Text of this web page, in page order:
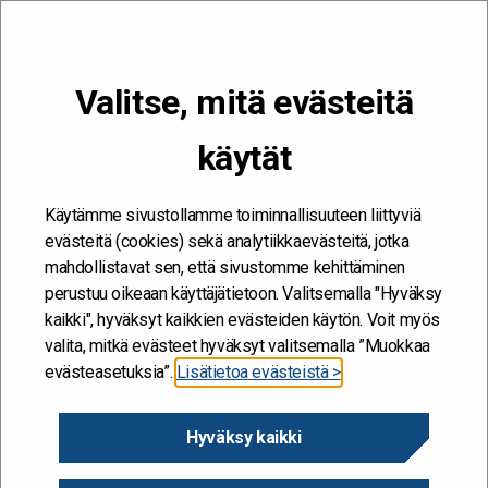
Valitse, mitä evästeitä
käytät
Käytämme sivustollamme toiminnallisuuteen liittyviä
evästeitä (cookies) sekä analytiikkaevästeitä, jotka
mahdollistavat sen, että sivustomme kehittäminen
perustuu oikeaan käyttäjätietoon. Valitsemalla "Hyväksy
kaikki", hyväksyt kaikkien evästeiden käytön. Voit myös
valita, mitkä evästeet hyväksyt valitsemalla ”Muokkaa
evästeasetuksia”. Lisätietoa evästeistä >
Hyväksy kaikki
Kehitän ja kehityn #töissäSuomelle
Milli rikki – eOppivan oppimishaaste valtion